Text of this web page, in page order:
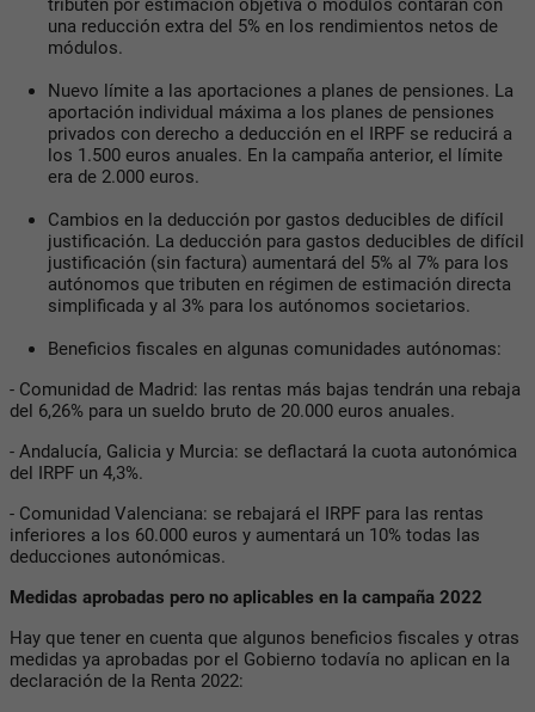
tributen por estimación objetiva o módulos contarán con
una reducción extra del 5% en los rendimientos netos de
módulos.
Nuevo límite a las aportaciones a planes de pensiones. La
aportación individual máxima a los planes de pensiones
privados con derecho a deducción en el IRPF se reducirá a
los 1.500 euros anuales. En la campaña anterior, el límite
era de 2.000 euros.
Cambios en la deducción por gastos deducibles de difícil
justificación. La deducción para gastos deducibles de difícil
justificación (sin factura) aumentará del 5% al 7% para los
autónomos que tributen en régimen de estimación directa
simplificada y al 3% para los autónomos societarios.
Beneficios fiscales en algunas comunidades autónomas:
- Comunidad de Madrid: las rentas más bajas tendrán una rebaja
del 6,26% para un sueldo bruto de 20.000 euros anuales.
- Andalucía, Galicia y Murcia: se deflactará la cuota autonómica
del IRPF un 4,3%.
- Comunidad Valenciana: se rebajará el IRPF para las rentas
inferiores a los 60.000 euros y aumentará un 10% todas las
deducciones autonómicas.
Medidas aprobadas pero no aplicables en la campaña 2022
Hay que tener en cuenta que algunos beneficios fiscales y otras
medidas ya aprobadas por el Gobierno todavía no aplican en la
declaración de la Renta 2022: